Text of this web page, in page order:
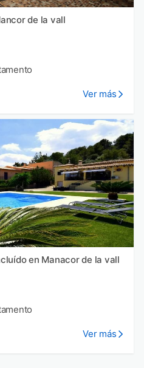
de la vall
Ver más
en Manacor de la vall
Ver más